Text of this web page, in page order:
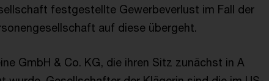
festgestellte Gewerbeverlust im Fall der
auf diese übergeht.
GmbH & Co. KG, die ihren Sitz zunächst in A